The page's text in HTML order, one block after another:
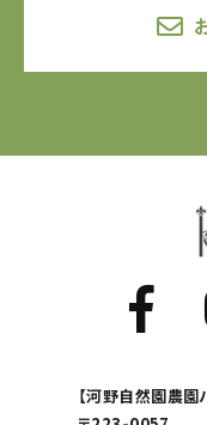
【河野自然園農園